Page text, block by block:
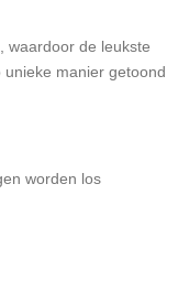
waardoor de leukste
manier getoond
worden los